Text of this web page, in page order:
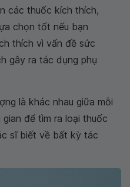
các thuốc kích thích,
chọn tốt nếu bạn
thích vì vấn đề sức
gây ra tác dụng phụ
là khác nhau giữa mỗi
để tìm ra loại thuốc
sĩ biết về bất kỳ tác